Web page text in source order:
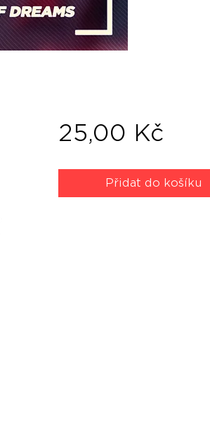
25,00 KčCena
Přidat do košíku